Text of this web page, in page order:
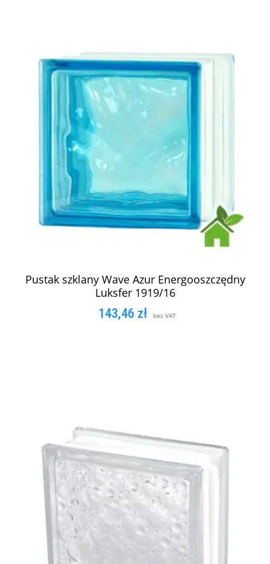
Pustak szklany Wave Azur Energooszczędny
Luksfer 1919/16
143,46 zł bez VAT